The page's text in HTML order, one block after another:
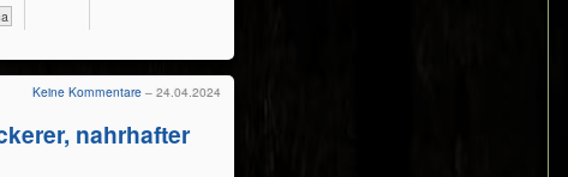
nahrhafter
Keine Kommentare – 24.04.2024